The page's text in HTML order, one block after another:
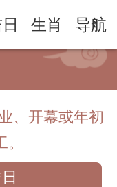
生肖 导航
、开幕或年初